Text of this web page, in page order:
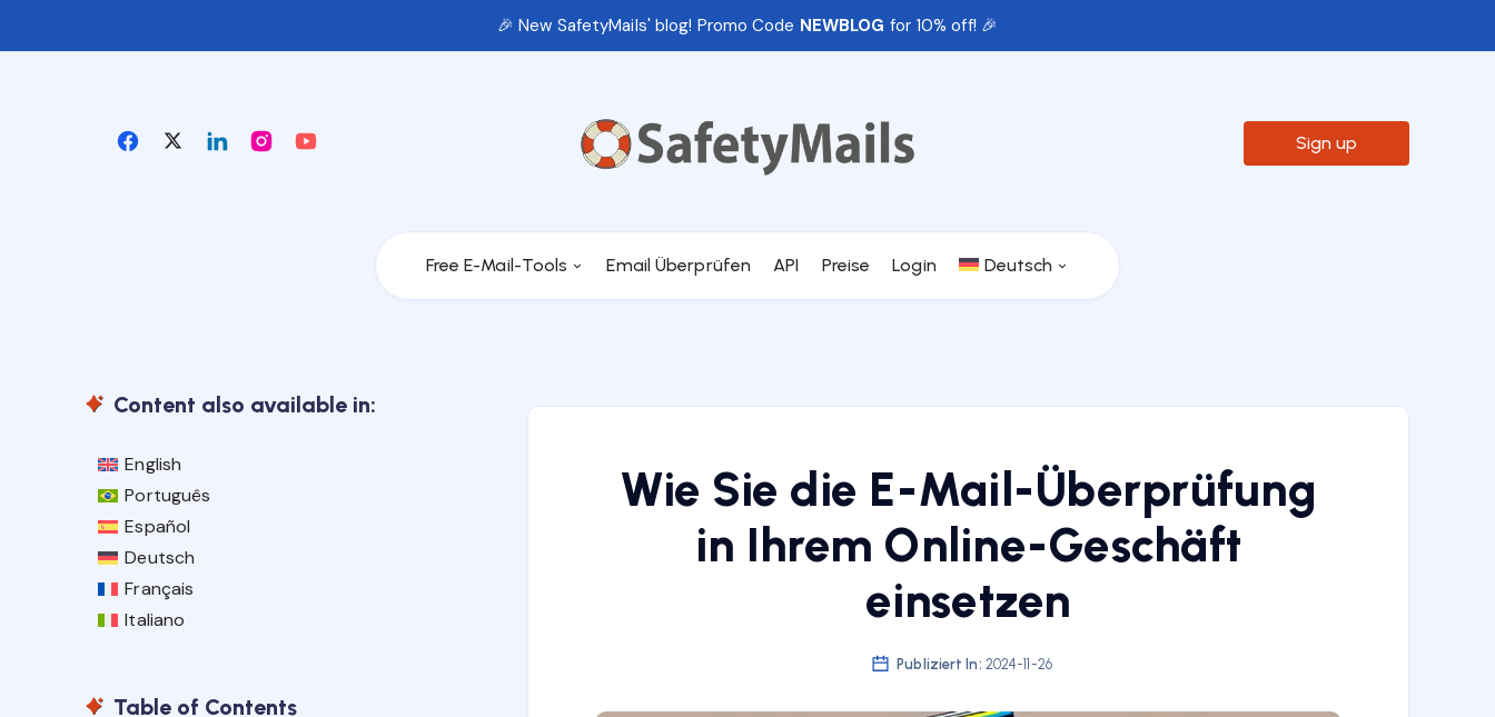
🎉 New SafetyMails' blog! Promo Code NEWBLOG for 10% off! 🎉
Free E-Mail-Tools Email Überprüfen API Preise Login Deutsch
Sign up
Wie Sie die E-Mail-Überprüfung
in Ihrem Online-Geschäft
einsetzen
Publiziert In: 2024-11-26
Content also available in:
English
Português
Español
Deutsch
Français
Italiano
Table of Contents